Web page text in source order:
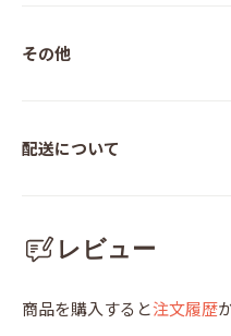
その他
配送について
レビュー
商品を購入すると注文履歴